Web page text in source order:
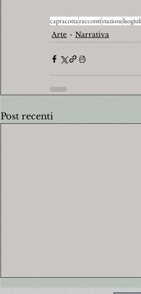
capracottaraccontistazione
Arte
Narrativa
Post recenti